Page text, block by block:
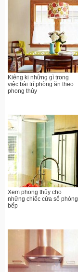
Kiêng kị những gì trong
việc bài trí phòng ăn theo
phong thủy
Xem phong thủy cho
những chiếc cửa sổ phòng
bếp